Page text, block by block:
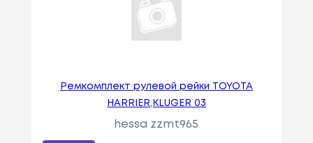
Ремкомплект рулевой рейки TOYOTA
HARRIER,KLUGER 03
hessa zzmt965